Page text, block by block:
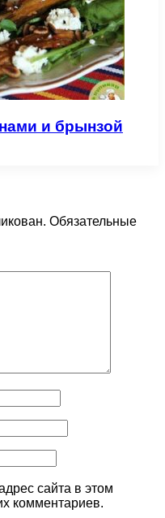
и брынзой
Обязательные
сайта в этом
комментариев.